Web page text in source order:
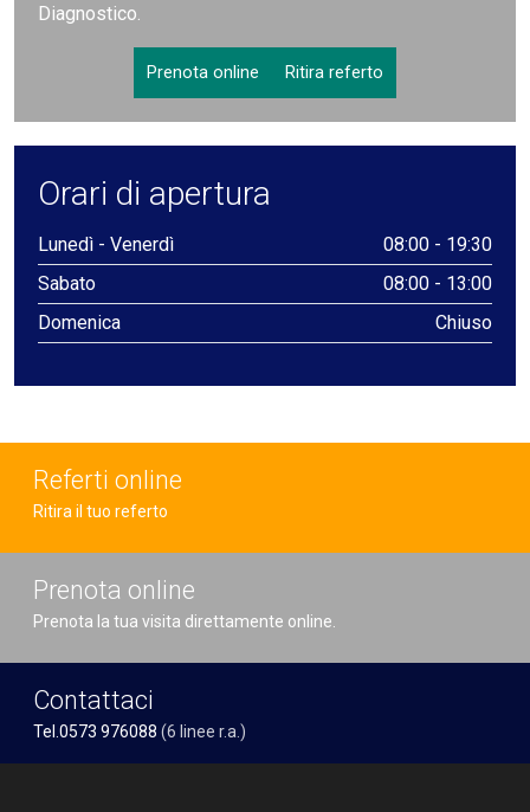
Diagnostico.
Prenota online Ritira referto
Orari di apertura
Lunedì - Venerdì
08:00 - 19:30
Sabato
08:00 - 13:00
Domenica
Chiuso
Referti online
Ritira il tuo referto
Prenota online
Prenota la tua visita direttamente online.
Contattaci
Tel.0573 976088 (6 linee r.a.)